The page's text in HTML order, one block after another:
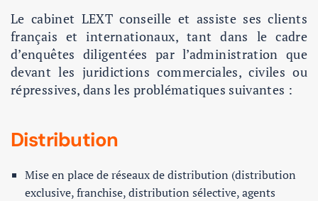
Le cabinet LEXT conseille et assiste ses clients
français et internationaux, tant dans le cadre
d’enquêtes diligentées par l’administration que
devant les juridictions commerciales, civiles ou
répressives, dans les problématiques suivantes :
Distribution
Mise en place de réseaux de distribution (distribution
exclusive, franchise, distribution sélective, agents